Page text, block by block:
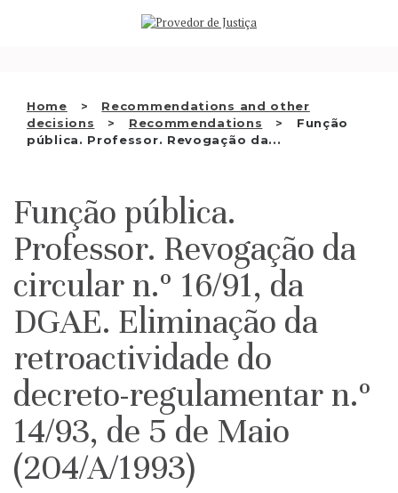
Home
Recommendations and other
decisions
Recommendations
Função
pública. Professor. Revogação da...
WHO WE ARE
INSTITUTION
EN
Função pública.
Professor. Revogação da
circular n.º 16/91, da
DGAE. Eliminação da
retroactividade do
decreto-regulamentar n.º
14/93, de 5 de Maio
(204/A/1993)